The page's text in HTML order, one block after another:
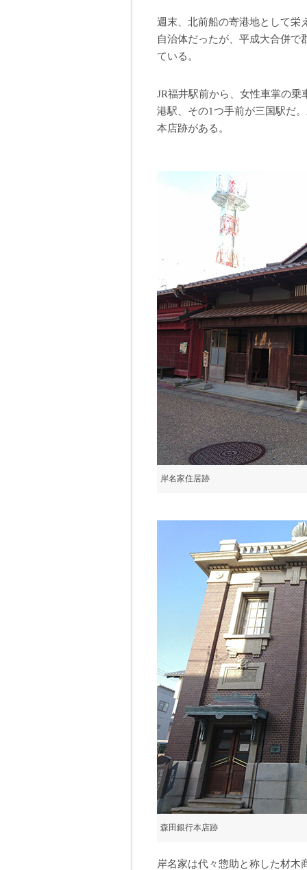
週末、北前船の寄港地として栄
自治体だったが、平成大合併で
ている。
JR福井駅前から、女性車掌の
港駅、その1つ手前が三国駅だ
本店跡がある。
岸名家住居跡
森田銀行本店跡
岸名家は代々惣助と称した材木